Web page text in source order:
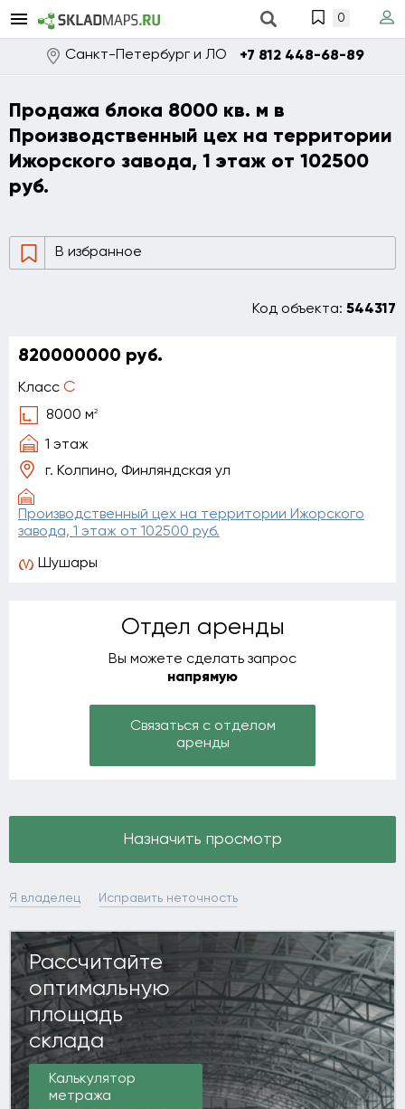
0
Санкт-Петербург и ЛО +7 812 448-68-89
Продажа блока 8000 кв. м в
Производственный цех на территории
Ижорского завода, 1 этаж от 102500
руб.
В избранное
Код объекта: 544317
820000000 руб.
Класс C
8000 м2
1 этаж
г. Колпино, Финляндская ул
Производственный цех на территории Ижорского
завода, 1 этаж от 102500 руб.
Шушары
Отдел аренды
Вы можете сделать запрос
напрямую
Связаться с отделом
аренды
Назначить просмотр
Я владелец Исправить неточность
Рассчитайте
оптимальную
площадь
склада
Калькулятор
метража